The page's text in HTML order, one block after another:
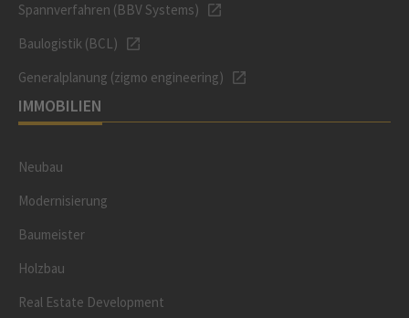
Spannverfahren (BBV Systems)
Baulogistik (BCL)
Generalplanung (zigmo engineering)
IMMOBILIEN
Neubau
Modernisierung
Baumeister
Holzbau
Real Estate Development